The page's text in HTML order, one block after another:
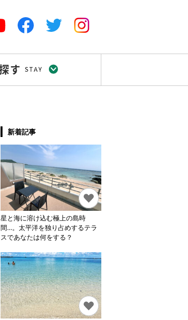
新着記事
星と海に溶け込む極上の島時
間…。太平洋を独り占めするテラ
スであなたは何をする？